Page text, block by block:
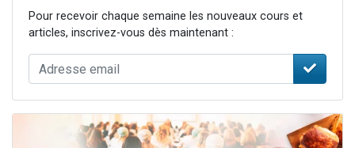
Pour recevoir chaque semaine les nouveaux cours et
articles, inscrivez-vous dès maintenant :